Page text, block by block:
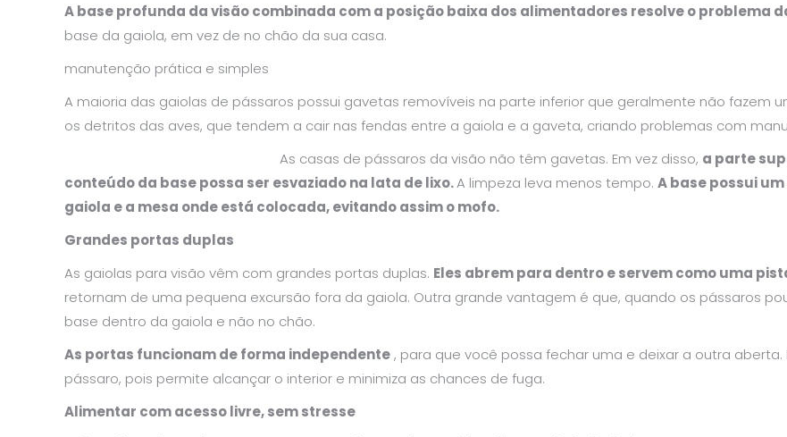
A base profunda da visão combinada com a posição baixa dos alimentadores resolve o problema
base da gaiola, em vez de no chão da sua casa.
manutenção prática e simples
A maioria das gaiolas de pássaros possui gavetas removíveis na parte inferior que geralmente não fazem
os detritos das aves, que tendem a cair nas fendas entre a gaiola e a gaveta, criando problemas com
As casas de pássaros da visão não têm gavetas. Em vez disso, a parte
conteúdo da base possa ser esvaziado na lata de lixo.A limpeza leva menos tempo. A base possui
gaiola e a mesa onde está colocada, evitando assim o mofo.
Grandes portas duplas
As gaiolas para visão vêm com grandes portas duplas. Eles abrem para dentro e servem como uma
retornam de uma pequena excursão fora da gaiola. Outra grande vantagem é que, quando os pássaros
base dentro da gaiola e não no chão.
As portas funcionam de forma independente, para que você possa fechar uma e deixar a outra
pássaro, pois permite alcançar o interior e minimiza as chances de fuga.
Alimentar com acesso livre, sem stresse